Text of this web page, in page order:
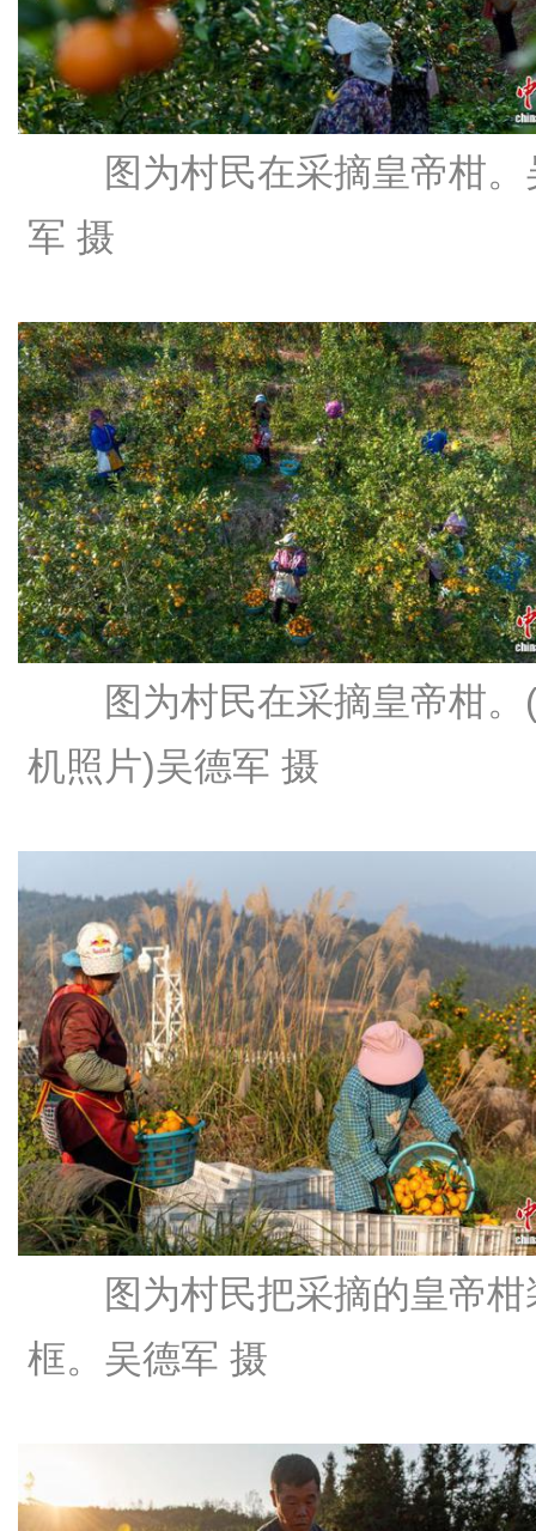
图为村民在采摘皇帝柑。
军 摄
图为村民在采摘皇帝柑
机照片)吴德军 摄
图为村民把采摘的皇帝柑
框。吴德军 摄